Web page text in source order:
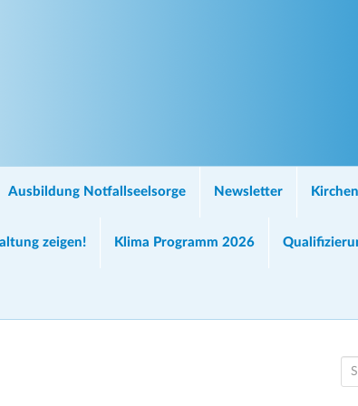
Ausbildung Notfallseelsorge Newsletter
zeigen! Klima Programm 2026
e